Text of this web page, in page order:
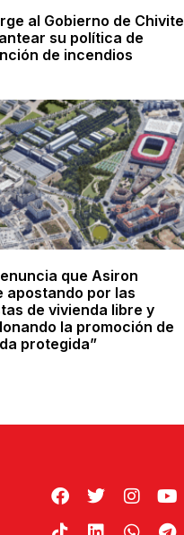
al Gobierno de Chivite
su política de
de incendios
que Asiron
apostando por las
de vivienda libre y
la promoción de
protegida”